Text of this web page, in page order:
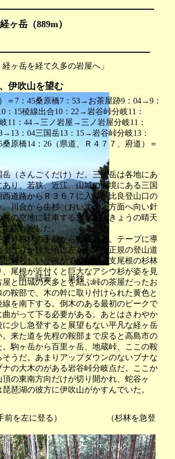
ヶ岳（889m）
岳を経て久多の岩屋へ」
伊吹山を望む
） 晴一時曇 単独
＝7：45桑原橋7：53→お茶屋跡9：04→9：
15稜線出合10：22→岩谷峠分岐11：
11：44→三ノ岩屋→三ノ岩屋分岐11：
：04三国岳13：15→岩谷峠分岐13：
原橋14：26（県道、Ｒ４７７、府道）＝
（さんごくだけ）だ。三国岳は各地にあ
り、若狭、近江、山城の国境にある三国
道路からＲ３６７に入り、比良登山口の
川合から生杉（おいすぎ）方面へ向い針
の空地に駐車する。早朝はきょうの晴天
晴れだした。
り杉林の手前から山に入る。テープに導
なりかけた頃に左から来た正規の登山道
解らしいが確かではない。支尾根の杉林
尾根が近付くと巨大なアシウ杉が姿を見
と山城の久多とを結ぶ峠の茶屋だったお
鞍部で、木の幹に取り付けられた黄色と
を南下する。倒木のある最初のピークで
がって下る必要がある。あとはさわやか
少し急登すると展望もない平凡な経ヶ岳
来た道を先程の鞍部まで戻ると高島市の
駒ヶ岳から百里ヶ岳、地蔵峠、ここの鞍
うだ。あまりアップダウンのないブナな
の大木のがある岩谷峠分岐点だ。ここか
の東南方向だけが切り開かれ、蛇谷ヶ
琶湖の彼方に伊吹山がかすんでいた。
の手前を左に登る） （杉林を急登